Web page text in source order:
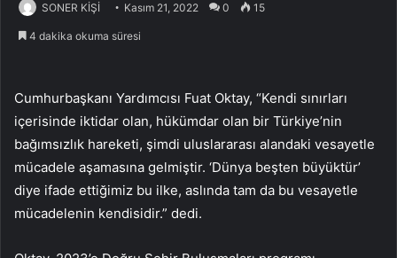
SONER KİŞİ Kasım 21, 2022 0 15
4 dakika okuma süresi
Cumhurbaşkanı Yardımcısı Fuat Oktay, “Kendi sınırları
içerisinde iktidar olan, hükümdar olan bir Türkiye’nin
bağımsızlık hareketi, şimdi uluslararası alandaki vesayetle
mücadele aşamasına gelmiştir. ‘Dünya beşten büyüktür’
diye ifade ettiğimiz bu ilke, aslında tam da bu vesayetle
mücadelenin kendisidir.” dedi.